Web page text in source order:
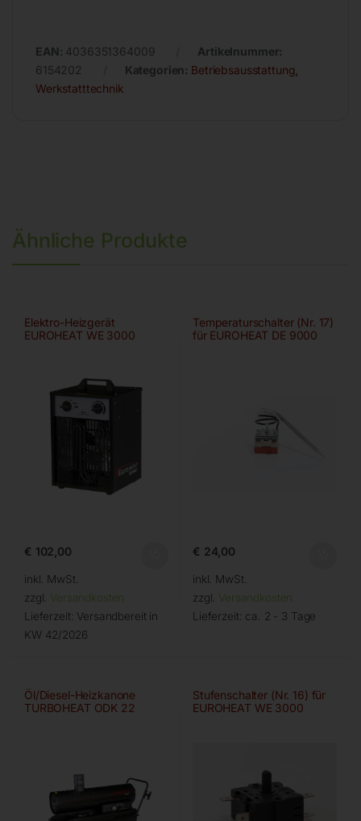
EAN: 4036351364009
Artikelnummer:
6154202
Kategorien: Betriebsausstattung
Werkstatttechnik
Ähnliche Produkte
Elektro-Heizgerät
EUROHEAT WE 3000
€ 102,00
inkl. MwSt.
zzgl. Versandkosten
Lieferzeit: Versandbereit in
KW 42/2026
Temperaturschalter (Nr. 17)
für EUROHEAT DE 9000
€ 24,00
inkl. MwSt.
zzgl. Versandkosten
Lieferzeit: ca. 2 - 3 Tage
Öl/Diesel-Heizkanone
TURBOHEAT ODK 22
Stufenschalter (Nr. 16) für
EUROHEAT WE 3000